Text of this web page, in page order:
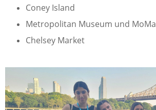
Coney Island
Metropolitan Museum und MoMa
Chelsey Market